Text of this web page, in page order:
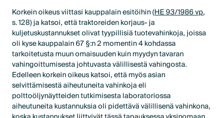
Korkein oikeus viittasi kauppalain esitöihin (HE 93/1986 vp,
s. 128) ja katsoi, että traktoreiden korjaus- ja
kuljetuskustannukset olivat tyypillisiä tuotevahinkoja, joissa
oli kyse kauppalain 67 §:n 2 momentin 4 kohdassa
tarkoitetusta muun omaisuuden kuin myydyn tavaran
vahingoittumisesta johtuvasta välillisestä vahingosta.
Edelleen korkein oikeus katsoi, että myös asian
selvittämisestä aiheutuneita vahinkoja eli
polttoöljynäytteiden tutkimisesta laboratoriossa
aiheutuneita kustannuksia oli pidettävä välillisenä vahinkona,